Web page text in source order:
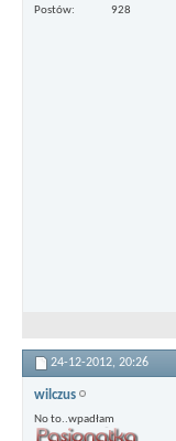
Postów
928
24-12-2012, 20:26
wilczus
No to..wpadłam